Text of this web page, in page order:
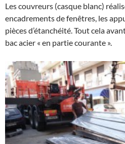
Les couvreurs (casque blanc)
encadrements de fenêtres, les
pièces d’étanchéité. Tout cela
bac acier « en partie courante ».